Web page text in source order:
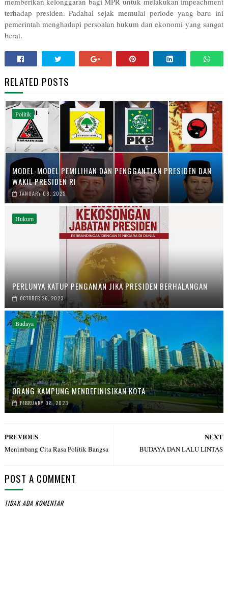
terhadap presiden. Padahal sejak memulai periode yang baru ini
pemerintah menghadapi persoalan hukum dan ekonomi yang sangat
berat.
RELATED POSTS
Politik
MODEL-MODEL PEMILIHAN DAN PENGGANTIAN PRESIDEN DAN
WAKIL PRESIDEN RI
JANUARY 08, 2025
Hukum
PERLUNYA KATUP PENGAMAN JIKA PRESIDEN BERHALANGAN
OCTOBER 26, 2023
Budaya
ORANG KAMPUNG MENDEFINISIKAN KOTA
FEBRUARY 08, 2023
NEXT
BUDAYA DAN LALU LINTAS
PREVIOUS
Menimbang Cita Rasa Politik Bangsa
POST A COMMENT
TIDAK ADA KOMENTAR